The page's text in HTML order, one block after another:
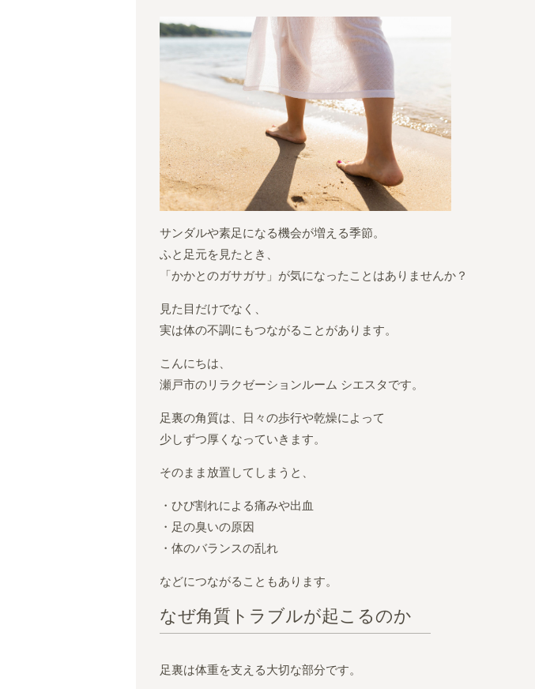
サンダルや素足になる機会が増える季節。
ふと足元を見たとき、
「かかとのガサガサ」が気になったことはありませんか？
見た目だけでなく、
実は体の不調にもつながることがあります。
こんにちは、
瀬戸市のリラクゼーションルーム シエスタです。
足裏の角質は、日々の歩行や乾燥によって
少しずつ厚くなっていきます。
そのまま放置してしまうと、
・ひび割れによる痛みや出血
・足の臭いの原因
・体のバランスの乱れ
などにつながることもあります。
なぜ角質トラブルが起こるのか
足裏は体重を支える大切な部分です。